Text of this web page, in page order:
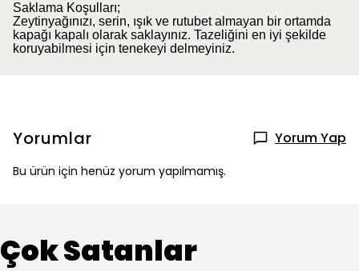
Saklama Koşulları;
Zeytinyağınızı, serin, ışık ve rutubet almayan bir ortamda
kapağı kapalı olarak saklayınız. Tazeliğini en iyi şekilde
koruyabilmesi için tenekeyi delmeyiniz.
Yorumlar Yorum Yap
Bu ürün için henüz yorum yapılmamış.
Çok Satanlar